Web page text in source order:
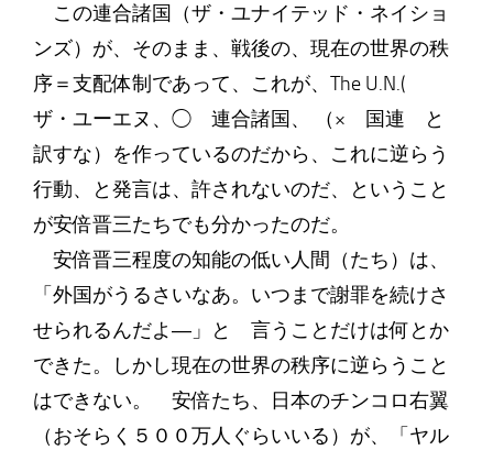
この連合諸国（ザ・ユナイテッド・ネイショ
ンズ）が、そのまま、戦後の、現在の世界の秩
序＝支配体制であって、これが、The U.N.(
ザ・ユーエヌ、◯ 連合諸国、 （× 国連 と
訳すな）を作っているのだから、これに逆らう
行動、と発言は、許されないのだ、ということ
が安倍晋三たちでも分かったのだ。
安倍晋三程度の知能の低い人間（たち）は、
「外国がうるさいなあ。いつまで謝罪を続けさ
せられるんだよ―」と 言うことだけは何とか
できた。しかし現在の世界の秩序に逆らうこと
はできない。 安倍たち、日本のチンコロ右翼
（おそらく５００万人ぐらいいる）が、「ヤル